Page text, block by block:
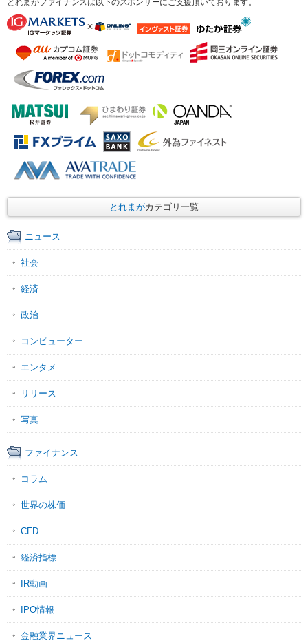
とれまがカテゴリ一覧
ニュース
社会
経済
政治
コンピューター
エンタメ
リリース
写真
ファイナンス
コラム
世界の株価
CFD
経済指標
IR動画
IPO情報
金融業界ニュース